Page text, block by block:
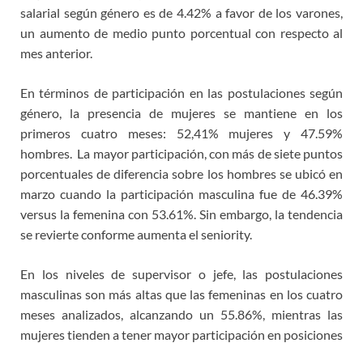
salarial según género es de 4.42% a favor de los varones,
un aumento de medio punto porcentual con respecto al
mes anterior.
En términos de participación en las postulaciones según
género, la presencia de mujeres se mantiene en los
primeros cuatro meses: 52,41% mujeres y 47.59%
hombres. La mayor participación, con más de siete puntos
porcentuales de diferencia sobre los hombres se ubicó en
marzo cuando la participación masculina fue de 46.39%
versus la femenina con 53.61%. Sin embargo, la tendencia
se revierte conforme aumenta el seniority.
En los niveles de supervisor o jefe, las postulaciones
masculinas son más altas que las femeninas en los cuatro
meses analizados, alcanzando un 55.86%, mientras las
mujeres tienden a tener mayor participación en posiciones